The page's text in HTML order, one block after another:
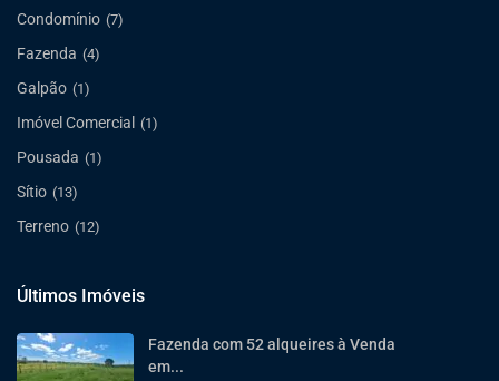
Condomínio (7)
Fazenda (4)
Galpão (1)
Imóvel Comercial (1)
Pousada (1)
Sítio (13)
Terreno (12)
Últimos Imóveis
Fazenda com 52 alqueires à Venda
em...